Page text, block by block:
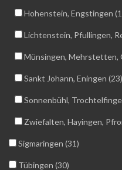
Hohenstein, Engstingen
Lichtenstein, Pfullingen,
Münsingen, Mehrstetten,
Sankt Johann, Eningen (23)
Sonnenbühl,
Zwiefalten, Hayingen,
Sigmaringen (31)
Tübingen (30)